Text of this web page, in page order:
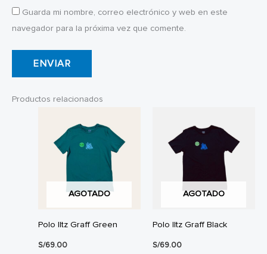
Guarda mi nombre, correo electrónico y web en este
navegador para la próxima vez que comente.
Productos relacionados
AGOTADO
Polo Iltz Graff Green
S/69.00
AGOTADO
Polo Iltz Graff Black
S/69.00